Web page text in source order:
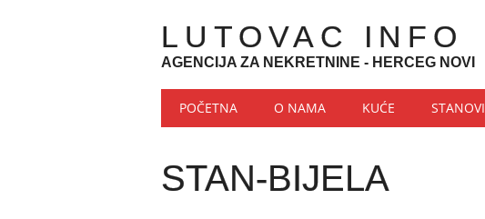
LUTOVAC INFO
AGENCIJA ZA NEKRETNINE - HERCEG NOVI
Main menu
Skip to content
POČETNA O NAMA KUĆE STANOVI
STAN-BIJELA